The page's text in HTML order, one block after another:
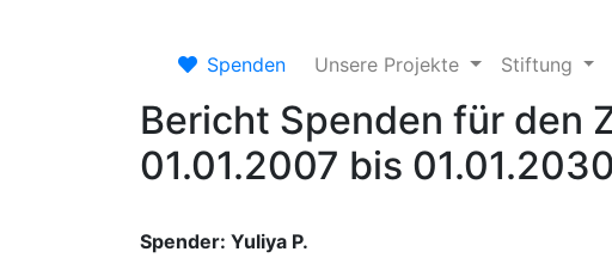
Spenden Unsere Projekte Stiftung
Bericht Spenden für den
01.01.2007 bis 01.01.2030
Spender: Yuliya Р.